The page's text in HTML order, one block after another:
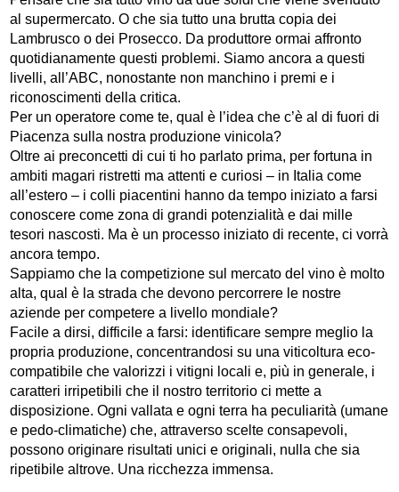
al supermercato. O che sia tutto una brutta copia dei
Lambrusco o dei Prosecco. Da produttore ormai affronto
quotidianamente questi problemi. Siamo ancora a questi
livelli, all’ABC, nonostante non manchino i premi e i
riconoscimenti della critica.
Per un operatore come te, qual è l’idea che c’è al di fuori di
Piacenza sulla nostra produzione vinicola?
Oltre ai preconcetti di cui ti ho parlato prima, per fortuna in
ambiti magari ristretti ma attenti e curiosi – in Italia come
all’estero – i colli piacentini hanno da tempo iniziato a farsi
conoscere come zona di grandi potenzialità e dai mille
tesori nascosti. Ma è un processo iniziato di recente, ci vorrà
ancora tempo.
Sappiamo che la competizione sul mercato del vino è molto
alta, qual è la strada che devono percorrere le nostre
aziende per competere a livello mondiale?
Facile a dirsi, difficile a farsi: identificare sempre meglio la
propria produzione, concentrandosi su una viticoltura eco-
compatibile che valorizzi i vitigni locali e, più in generale, i
caratteri irripetibili che il nostro territorio ci mette a
disposizione. Ogni vallata e ogni terra ha peculiarità (umane
e pedo-climatiche) che, attraverso scelte consapevoli,
possono originare risultati unici e originali, nulla che sia
ripetibile altrove. Una ricchezza immensa.